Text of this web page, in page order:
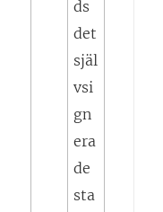
ds
det
själ
vsi
gn
era
de
sta